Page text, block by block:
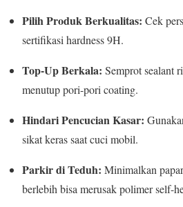
Pilih Produk Berkualitas: Cek
sertifikasi hardness 9H.
Top-Up Berkala: Semprot sealant
menutup pori-pori coating.
Hindari Pencucian Kasar:
sikat keras saat cuci mobil.
Parkir di Teduh: Minimalkan
berlebih bisa merusak polimer self-